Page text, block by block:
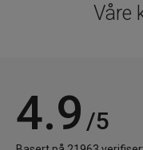
Våre
4.9 /5